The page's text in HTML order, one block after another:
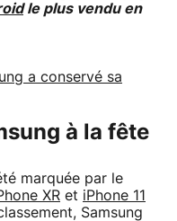
le plus vendu en
a conservé sa
à la fête
marquée par le
XR et iPhone 11
Samsung